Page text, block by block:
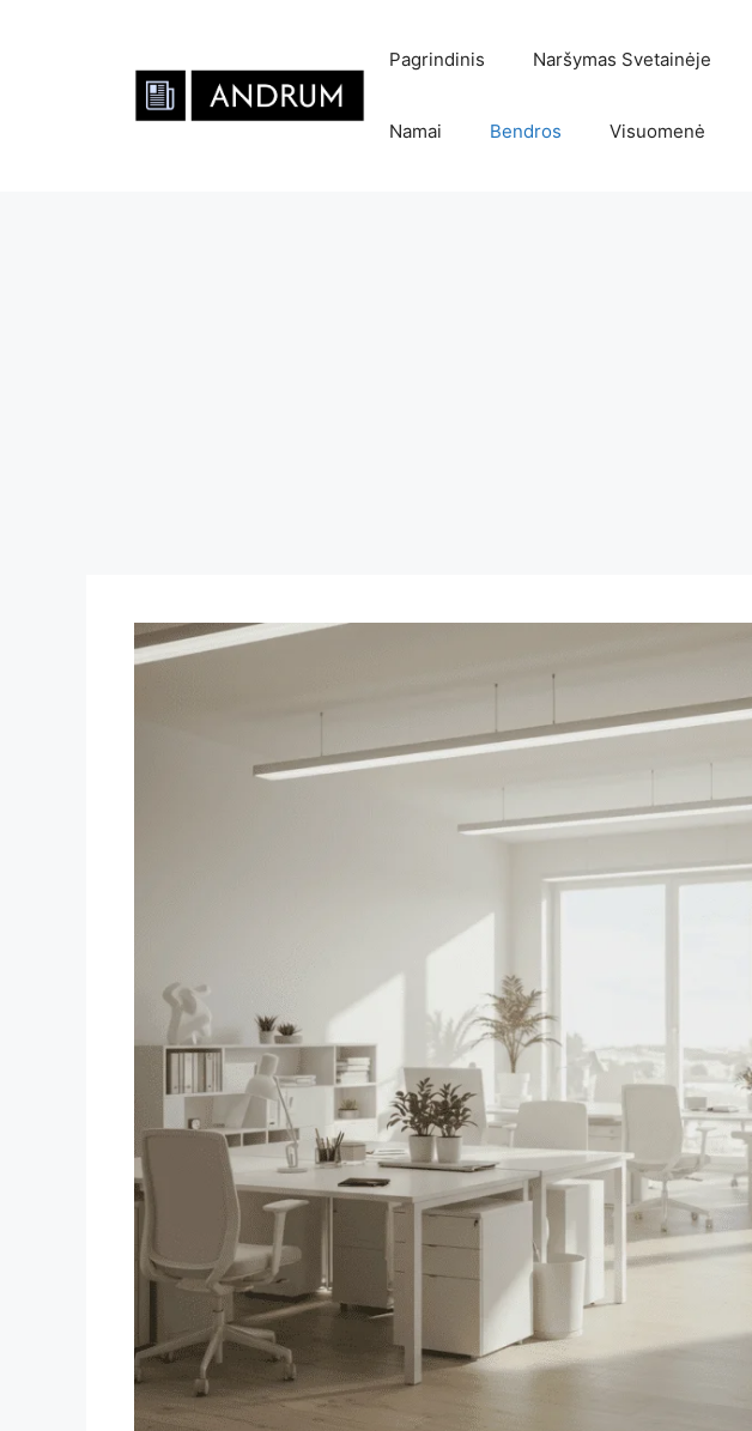
Pagrindinis Naršymas Svetainėje
Namai Bendros Visuomenė